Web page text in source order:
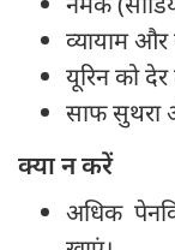
व्यायाम और
यूरिन को
साफ सुथरा
क्या न करें
अधिक